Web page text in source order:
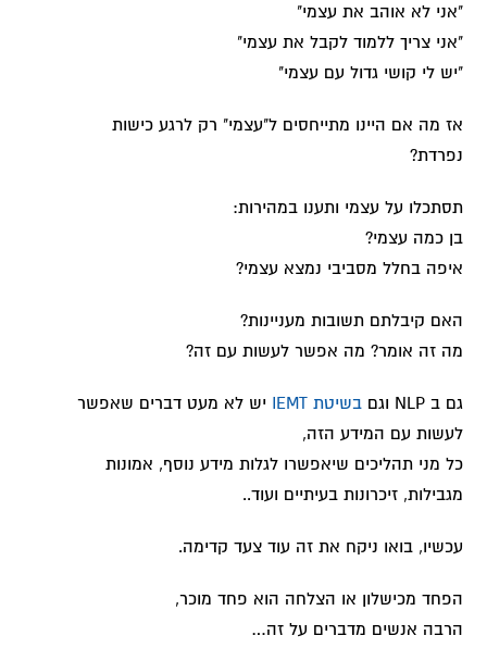
"אני לא אוהב את עצמי"
"אני צריך ללמוד לקבל את עצמי"
"יש לי קושי גדול עם עצמי"
אז מה אם היינו מתייחסים ל"עצמי" רק לרגע כישות
נפרדת?
תסתכלו על עצמי ותענו במהירות:
בן כמה עצמי?
איפה בחלל מסביבי נמצא עצמי?
האם קיבלתם תשובות מעניינות?
מה זה אומר? מה אפשר לעשות עם זה?
גם ב NLP וגם בשיטת IEMT
יש לא מעט דברים שאפשר
לעשות עם המידע הזה,
כל מני תהליכים שיאפשרו לגלות מידע נוסף, אמונות
מגבילות, זיכרונות בעיתיים ועוד..
עכשיו, בואו ניקח את זה עוד צעד קדימה.
הפחד מכישלון או הצלחה הוא פחד מוכר,
הרבה אנשים מדברים על זה…